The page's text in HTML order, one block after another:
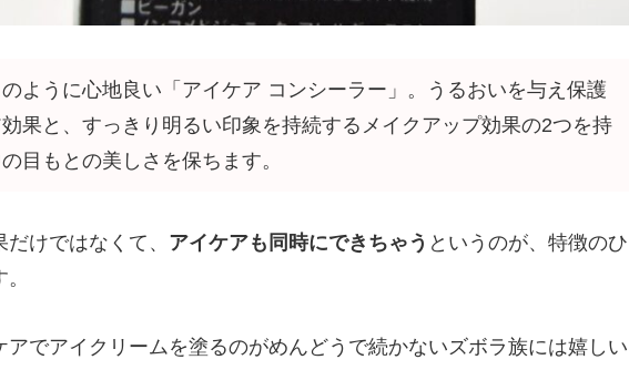
ように心地良い「アイケア コンシーラー」。うるおいを与え保護
果と、すっきり明るい印象を持続するメイクアップ効果の2つを持
目もとの美しさを保ちます。
けではなくて、 アイケアも同時にできちゃう というのが、特徴のひ
アでアイクリームを塗るのがめんどうで続かないズボラ族には嬉しい